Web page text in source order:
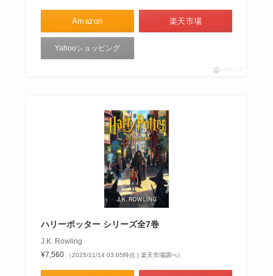
Amazon 楽天市場
Yahooショッピング
ポチップ
ハリーポッター シリーズ全7巻
J.K. Rowling
¥7,560
（2025/11/14 03:05時点 | 楽天市場調べ）